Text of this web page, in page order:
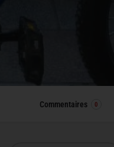
Commentaires 0